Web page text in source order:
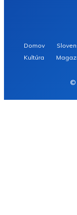
Domov
Kultúra
©